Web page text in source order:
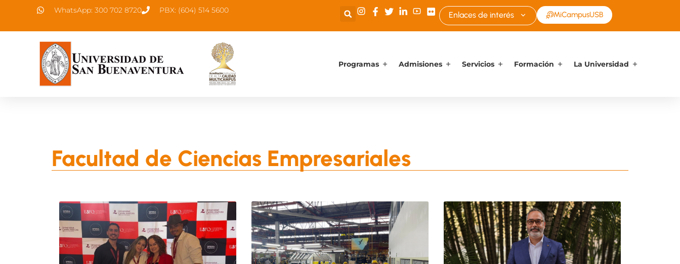
WhatsApp: 300 702 8720 PBX: (604) 514 5600 Enlaces de interés MiCampusUSB
Programas Admisiones Servicios Formación La Universidad
Facultad de Ciencias Empresariales